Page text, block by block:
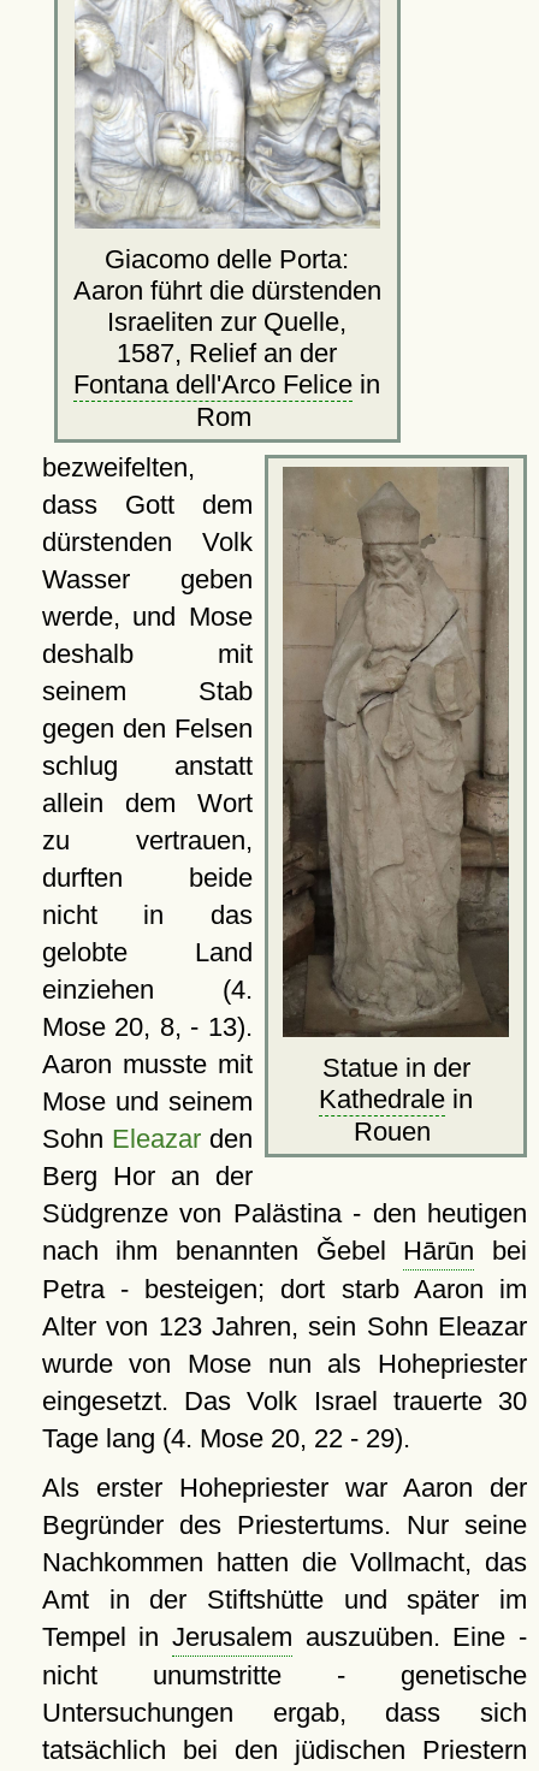
Giacomo delle Porta:
Aaron führt die dürstenden
Israeliten zur Quelle,
1587, Relief an der
Fontana dell'Arco Felice in
Rom
Statue in der
Kathedrale in
Rouen
bezweifelten,
dass Gott dem
dürstenden Volk
Wasser geben
werde, und Mose
deshalb mit
seinem Stab
gegen den Felsen
schlug anstatt
allein dem Wort
zu vertrauen,
durften beide
nicht in das
gelobte Land
einziehen (4.
Mose 20, 8, - 13).
Aaron musste mit
Mose und seinem
Sohn Eleazarden
Berg Hor an der
Südgrenze von Palästina - den heutigen
nach ihm benannten Ǧebel Hārūn bei
Petra - besteigen; dort starb Aaron im
Alter von 123 Jahren, sein Sohn Eleazar
wurde von Mose nun als Hohepriester
eingesetzt. Das Volk Israel trauerte 30
Tage lang (4. Mose 20, 22 - 29).
Als erster Hohepriester war Aaron der
Begründer des Priestertums. Nur seine
Nachkommen hatten die Vollmacht, das
Amt in der Stiftshütte und später im
Tempel inJerusalem auszuüben. Eine -
nicht unumstritte - genetische
Untersuchungen ergab, dass sich
tatsächlich bei den jüdischen Priestern